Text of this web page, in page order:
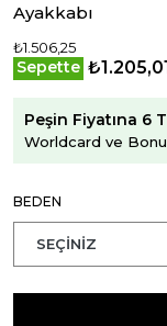
Ayakkabı
₺1.506,25
Sepette
Peşin Fiyatına 6
Worldcard ve
BEDEN